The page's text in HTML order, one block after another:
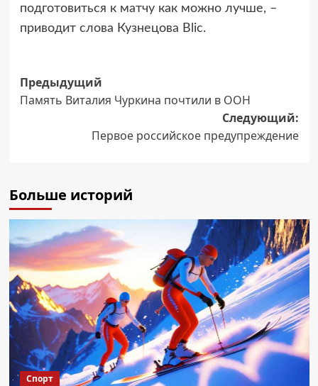
подготовиться к матчу как можно лучше, –
приводит слова Кузнецова Blic.
Навигация
записи
Предыдущий
Память Виталия Чуркина почтили в ООН
Следующий:
Первое российское предупреждение
Больше историй
Спорт